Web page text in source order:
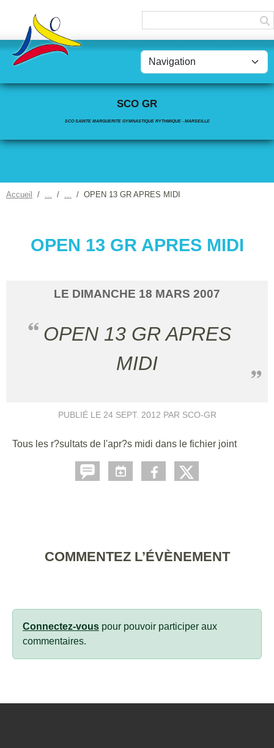
SCO GR
SCO SAINTE MARGUERITE GYMNASTIQUE RYTHMIQUE - MARSEILLE
Accueil OPEN 13 GR APRES MIDI
OPEN 13 GR APRES MIDI
LE DIMANCHE 18 MARS 2007
OPEN 13 GR APRES
MIDI
PUBLIÉ LE 24 SEPT. 2012 PAR SCO-GR
Tous les r?sultats de l'apr?s midi dans le fichier joint
COMMENTEZ L’ÉVÈNEMENT
Connectez-vous pour pouvoir participer aux
commentaires.